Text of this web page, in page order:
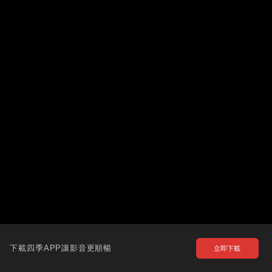
下載四季APP讓影音更順暢 立即下載